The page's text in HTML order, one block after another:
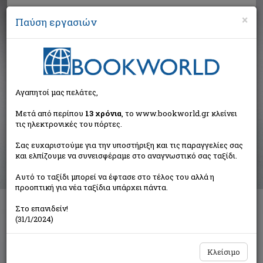
Αναζήτηση
Αποτελέσματα αναζήτησης
Συγγραφέας: Sherlock John (1 βιβλία)
Ταξινόμηση ανά:
Κατάσταση ανάγκης
×
Παύση εργασιών
Αγαπητοί μας πελάτες,
Μετά από περίπου 13 χρόνια, το www.bookworld.gr κλείνει
τις ηλεκτρονικές του πόρτες.
Σας ευχαριστούμε για την υποστήριξη και τις παραγγελίες σας
και ελπίζουμε να συνεισφέραμε στο αναγνωστικό σας ταξίδι.
Αυτό το ταξίδι μπορεί να έφτασε στο τέλος του αλλά η
προοπτική για νέα ταξίδια υπάρχει πάντα.
Στο επανιδείν!
(31/1/2024)
Κλείσιμο